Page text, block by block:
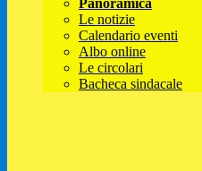
Panoramica
Le notizie
Calendario eventi
Albo online
Le circolari
Bacheca sindacale